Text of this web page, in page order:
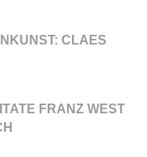
CLAES
FRANZ WEST